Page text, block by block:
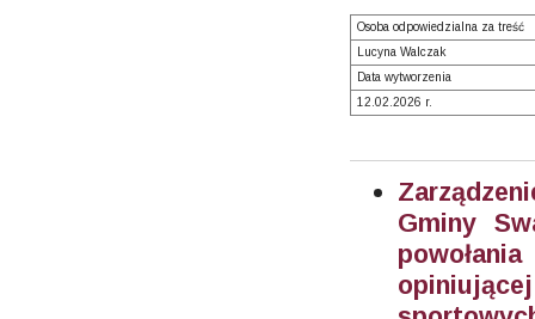
Osoba odpowiedzialna za treść
Lucyna Walczak
Data wytworzenia
12.02.2026 r.
Gminy